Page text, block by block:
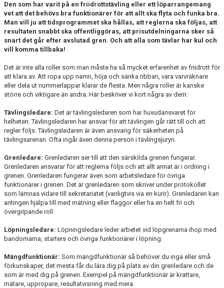
Den som har varit på en friidrottstävling eller ett löparrangemang
vet att det behövs bra funktionärer för att allt ska flyta och funka bra.
Man vill ju att tidsprogrammet ska hållas, att reglerna ska följas, att
resultaten snabbt ska offentliggöras, att prisutdelningarna sker så
snart det går efter avslutad gren. Och att alla som tävlar har kul och
vill komma tillbaka!
Det är inte alla roller som man måste ha så mycket erfarenhet av friidrott för
att klara av. Att ropa upp namn, höja och sänka ribban, vara varvräknare
eller dela ut nummerlappar klarar de flesta. Men några roller är kanske
större och viktigare än andra. Här beskriver vi kort några av dem:
Tävlingsledare: Det är tävlingsledaren som har huvudansvaret för
helheten. Tävlingsledaren har ansvar för att tävlingen går rätt till och att
regler följs. Tävlingsledaren är även ansvarig för säkerheten på
tävlingsarenan. Ofta ingår även denna person i tävlingsjuryn.
Grenledare: Grenledaren ser till att den särskilda grenen fungerar.
Grenledaren ansvarar för att reglerna följs och att allt annat är i ordning i
grenen. Grenledaren fungerar även som arbetsledare för övriga
funktionärer i grenen. Det är grenledaren som skriver under protokollet
som lämnas vidare till sekretariatet (vanligtvis via en kurir). Grenledaren kan
antingen hjälpa till med mätning eller flaggor eller ha en helt fri och
övergripande roll.
Löpningsledare: Löpningsledare leder arbetet vid löpgrenarna ihop med
bandomarna, starters och övriga funktionärer i löpning.
Mängdfunktionär: Som mängdfunktionär så behöver du inga eller små
förkunskaper, det mesta får du lära dig på plats av din grenledare och de
som är med dig på grenen. Exempel på mängdfunktionär är krattare,
mätare, uppropare, resultatvisning med mera.